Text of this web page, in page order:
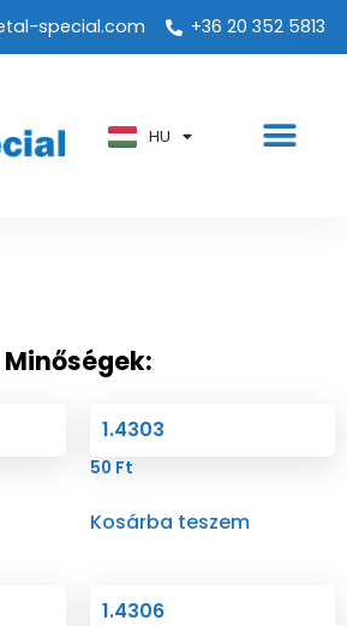
special.com +36 20 352 5813
HU
PT
AR
Minőségek:
1.4303
50 Ft
Kosárba teszem
1.4306